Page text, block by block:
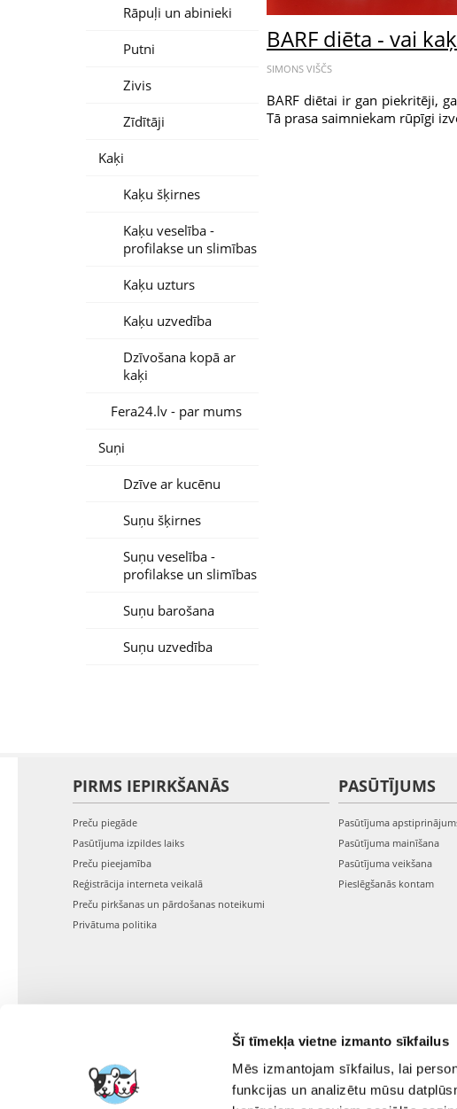
Šī tīmekļa vietne izmanto sīkfailus
Mēs izmantojam sīkfailus, lai
funkcijas un analizētu mūsu
Rāpuļi un abinieki
Putni
Zivis
Zīdītāji
Kaķi
Kaķu šķirnes
Kaķu veselība -
profilakse un slimības
Kaķu uzturs
Kaķu uzvedība
Dzīvošana kopā ar
kaķi
Fera24.lv - par mums
Suņi
Dzīve ar kucēnu
Suņu šķirnes
Suņu veselība -
profilakse un slimības
Suņu barošana
Suņu uzvedība
BARF diēta - vai
SIMONS VIŠČS
BARF diētai ir gan piekritēji,
Tā prasa saimniekam rūpīgi
PIRMS IEPIRKŠANĀS
Preču piegāde
Pasūtījuma izpildes laiks
Preču pieejamība
Reģistrācija interneta veikalā
Preču pirkšanas un pārdošanas noteikumi
Privātuma politika
PASŪTĪJUMS
Pasūtījuma
Pasūtījuma mainīšana
Pasūtījuma veikšana
Pieslēgšanās kontam